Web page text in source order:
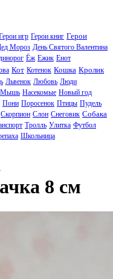
игр Герои книг Герои
Мороз День Святого Валентина
Ёж Ежик Енот
Кот Котенок Кошка Кролик
Львенок Любовь Люди
Мышь Насекомые Новый год
Пони Поросенок Птицы Пудель
Скорпион Слон Снеговик Собака
Тролль Улитка Футбол
Школьница
8 см